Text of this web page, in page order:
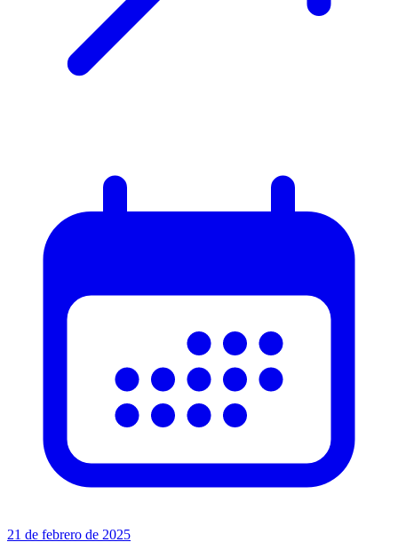
21 de febrero de 2025